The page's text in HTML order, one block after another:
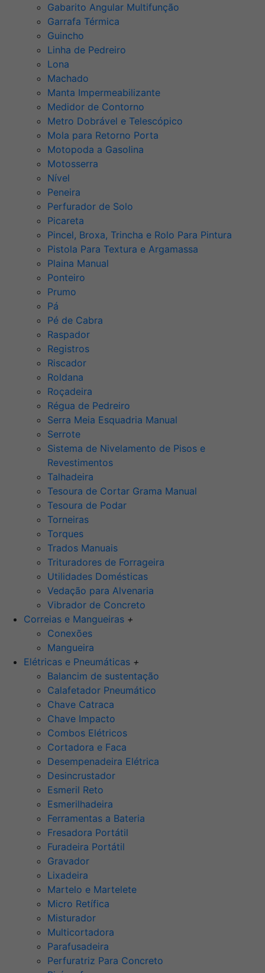
Gabarito Angular Multifunção
Garrafa Térmica
Guincho
Linha de Pedreiro
Lona
Machado
Manta Impermeabilizante
Medidor de Contorno
Metro Dobrável e Telescópico
Mola para Retorno Porta
Motopoda a Gasolina
Motosserra
Nível
Peneira
Perfurador de Solo
Picareta
Pincel, Broxa, Trincha e Rolo Para Pintura
Pistola Para Textura e Argamassa
Plaina Manual
Ponteiro
Prumo
Pá
Pé de Cabra
Raspador
Registros
Riscador
Roldana
Roçadeira
Régua de Pedreiro
Serra Meia Esquadria Manual
Serrote
Sistema de Nivelamento de Pisos e
Revestimentos
Talhadeira
Tesoura de Cortar Grama Manual
Tesoura de Podar
Torneiras
Torques
Trados Manuais
Trituradores de Forrageira
Utilidades Domésticas
Vedação para Alvenaria
Vibrador de Concreto
Correias e Mangueiras +
Conexões
Mangueira
Elétricas e Pneumáticas +
Balancim de sustentação
Calafetador Pneumático
Chave Catraca
Chave Impacto
Combos Elétricos
Cortadora e Faca
Desempenadeira Elétrica
Desincrustador
Esmeril Reto
Esmerilhadeira
Ferramentas a Bateria
Fresadora Portátil
Furadeira Portátil
Gravador
Lixadeira
Martelo e Martelete
Micro Retífica
Misturador
Multicortadora
Parafusadeira
Perfuratriz Para Concreto